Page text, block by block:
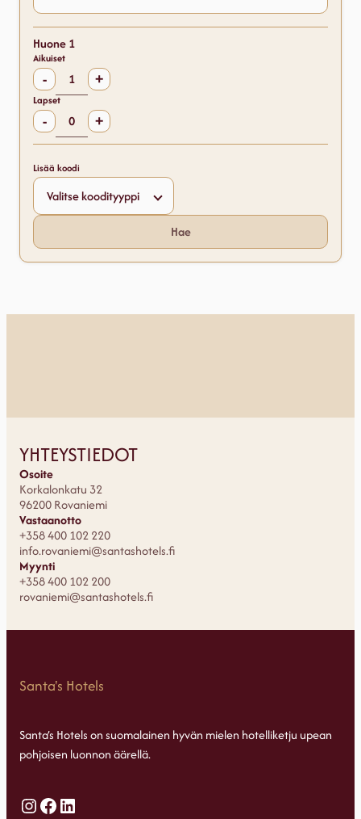
Huone 1
Aikuiset
- +
Lapset
- +
Lisää koodi
Hae
YHTEYSTIEDOT
Osoite
Korkalonkatu 32
96200 Rovaniemi
Vastaanotto
+358 400 102 220
info.rovaniemi@santashotels.fi
Myynti
+358 400 102 200
rovaniemi@santashotels.fi
Santa's Hotels
Santa’s Hotels on suomalainen hyvän mielen hotelliketju upean
pohjoisen luonnon äärellä.
Instagram
Facebook
LinkedIn